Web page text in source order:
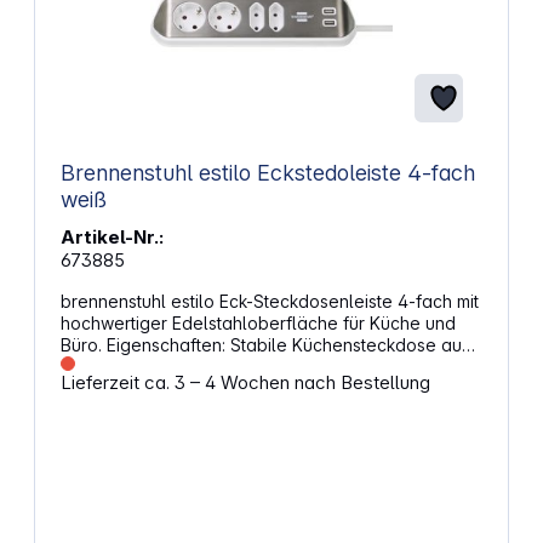
Brennenstuhl estilo Eckstedoleiste 4-fach
weiß
Artikel-Nr.:
673885
brennenstuhl estilo Eck-Steckdosenleiste 4-fach mit
hochwertiger Edelstahloberfläche für Küche und
Büro. Eigenschaften: Stabile Küchensteckdose aus
hochbruchfestem Kunststoff und hochwertiger
Edelstahloberfläche bringt wieder Ordnung in Ihre
Lieferzeit ca. 3 – 4 Wochen nach Bestellung